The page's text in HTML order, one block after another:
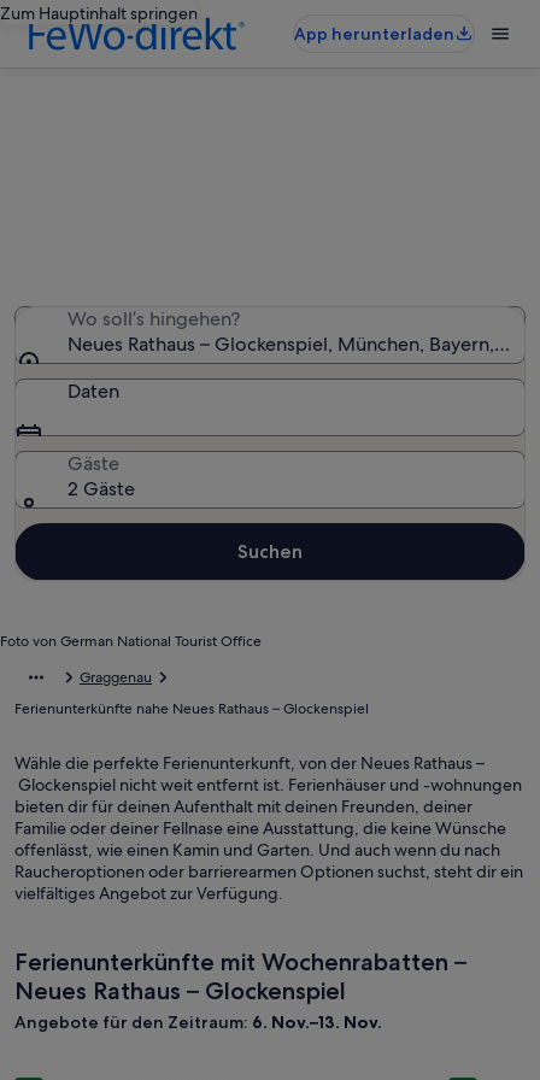
Zum Hauptinhalt springen
App herunterladen
Foto von German National Tourist Office
Wo soll’s hingehen?
Neues Rathaus – Glockenspiel, München, Bayern,
Daten
Gäste
2 Gäste
Suchen
Graggenau
Ferienunterkünfte nahe Neues Rathaus – Glockenspiel
Wähle die perfekte Ferienunterkunft, von der Neues Rathaus –
Glockenspiel nicht weit entfernt ist. Ferienhäuser und -wohnungen
bieten dir für deinen Aufenthalt mit deinen Freunden, deiner
Familie oder deiner Fellnase eine Ausstattung, die keine Wünsche
offenlässt, wie einen Kamin und Garten. Und auch wenn du nach
Raucheroptionen oder barrierearmen Optionen suchst, steht dir ein
vielfältiges Angebot zur Verfügung.
Ferienunterkünfte mit Wochenrabatten –
Neues Rathaus – Glockenspiel
Angebote für den Zeitraum: 6. Nov.–13. Nov.
Schwimmen im See (fünf Min.), sofort wie zu hause fühlen
Wohnen